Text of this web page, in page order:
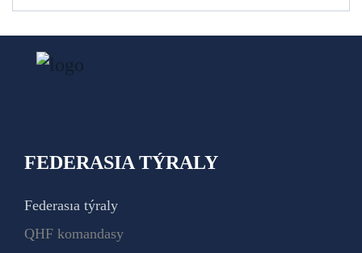
FEDERASIA TÝRALY
Federasıa týraly
QHF komandasy